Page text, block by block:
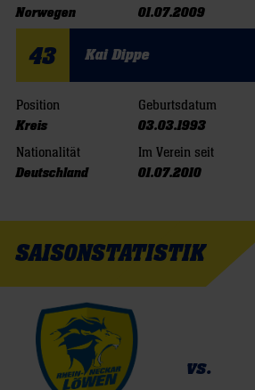
Norwegen
01.07.2009
43 Kai Dippe
Position
Kreis
Geburtsdatum
03.03.1993
Nationalität
Deutschland
Im Verein seit
01.07.2010
SAISONSTATISTIK
vs.